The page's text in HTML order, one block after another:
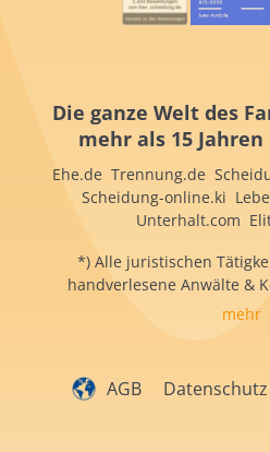
Die ganze Welt des
mehr als 15
Ehe.de Trennung.de
Scheidung-online.ki
Unterhalt.com
*) Alle juristischen
handverlesene Anwälte &
mehr
AGB Datenschutz